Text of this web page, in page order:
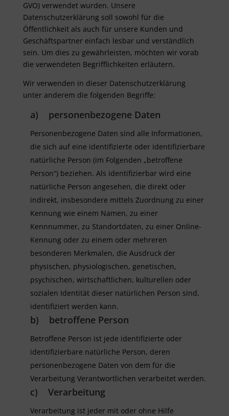
GVO) verwendet wurden. Unsere
Datenschutzerklärung soll sowohl für die
Öffentlichkeit als auch für unsere Kunden und
Geschäftspartner einfach lesbar und verständlich
sein. Um dies zu gewährleisten, möchten wir vorab
die verwendeten Begrifflichkeiten erläutern.
Wir verwenden in dieser Datenschutzerklärung
unter anderem die folgenden Begriffe:
a) personenbezogene Daten
Personenbezogene Daten sind alle Informationen,
die sich auf eine identifizierte oder identifizierbare
natürliche Person (im Folgenden „betroffene
Person“) beziehen. Als identifizierbar wird eine
natürliche Person angesehen, die direkt oder
indirekt, insbesondere mittels Zuordnung zu einer
Kennung wie einem Namen, zu einer
Kennnummer, zu Standortdaten, zu einer Online-
Kennung oder zu einem oder mehreren
besonderen Merkmalen, die Ausdruck der
physischen, physiologischen, genetischen,
psychischen, wirtschaftlichen, kulturellen oder
sozialen Identität dieser natürlichen Person sind,
identifiziert werden kann.
b) betroffene Person
Betroffene Person ist jede identifizierte oder
identifizierbare natürliche Person, deren
personenbezogene Daten von dem für die
Verarbeitung Verantwortlichen verarbeitet werden.
c) Verarbeitung
Verarbeitung ist jeder mit oder ohne Hilfe